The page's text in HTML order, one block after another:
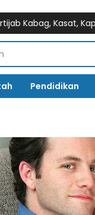
Kasat,
Pendidikan